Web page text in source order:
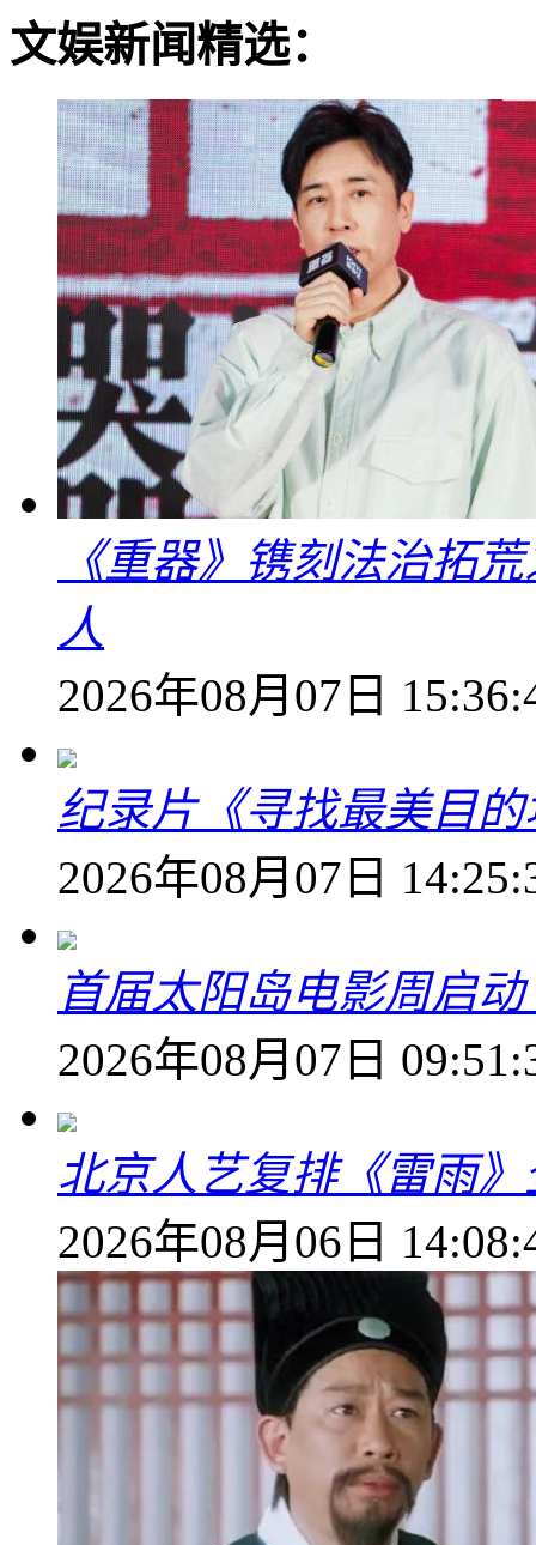
文娱新闻精选：
《重器》镌刻法治拓
人
2026年08月07日
纪录片《寻找最美目
2026年08月07日
首届太阳岛电影周启
2026年08月07日
北京人艺复排《雷雨》
2026年08月06日